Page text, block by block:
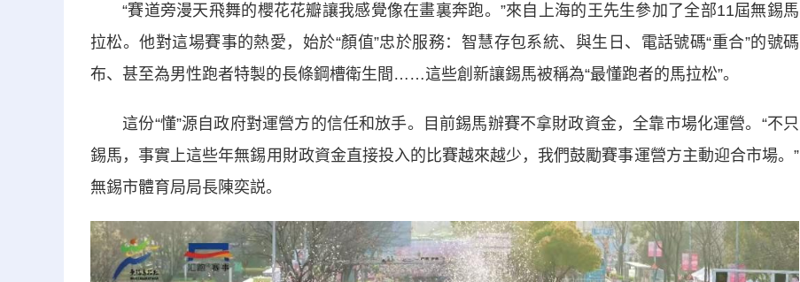
“賽道旁漫天飛舞的櫻花花瓣讓我感覺像在畫裏奔跑。”來自上海的王先生參加了全部11屆無錫馬
拉松。他對這場賽事的熱愛，始於“顏值”忠於服務：智慧存包系統、與生日、電話號碼“重合”的號碼
布、甚至為男性跑者特製的長條鋼槽衛生間……這些創新讓錫馬被稱為“最懂跑者的馬拉松”。
這份“懂”源自政府對運營方的信任和放手。目前錫馬辦賽不拿財政資金，全靠市場化運營。“不只
錫馬，事實上這些年無錫用財政資金直接投入的比賽越來越少，我們鼓勵賽事運營方主動迎合市場。”
無錫市體育局局長陳奕説。